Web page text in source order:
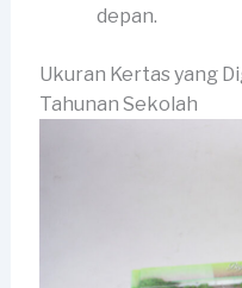
depan.
Ukuran Kertas yang
Tahunan Sekolah